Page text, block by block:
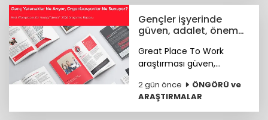
Gençler işyerinde
güven, adalet, önem
Great Place To Work
araştırması güven,
sağlık, anlam ve yapay
zekâya hazır kurum
kültürünün genç çalışan
2 gün önce
ÖNGÖRÜ ve
ARAŞTIRMALAR